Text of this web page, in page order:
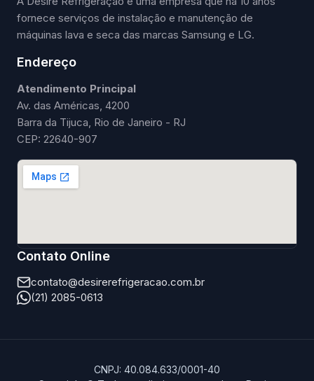
fornece serviços de instalação e manutenção de
máquinas lava e seca das marcas Samsung e LG.
Endereço
Atendimento Principal
Av. das Américas, 4200
Barra da Tijuca, Rio de Janeiro - RJ
CEP: 22640-907
Contato Online
contato@desirerefrigeracao.com.br
(21) 2085-0613
CNPJ: 40.084.633/0001-40